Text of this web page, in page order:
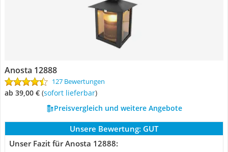
Anosta 12888
127 Bewertungen
ab 39,00 € ( Sofort lieferbar)
Preisvergleich und weitere Angebote
Unsere Bewertung: GUT
Unser Fazit für Anosta 12888: